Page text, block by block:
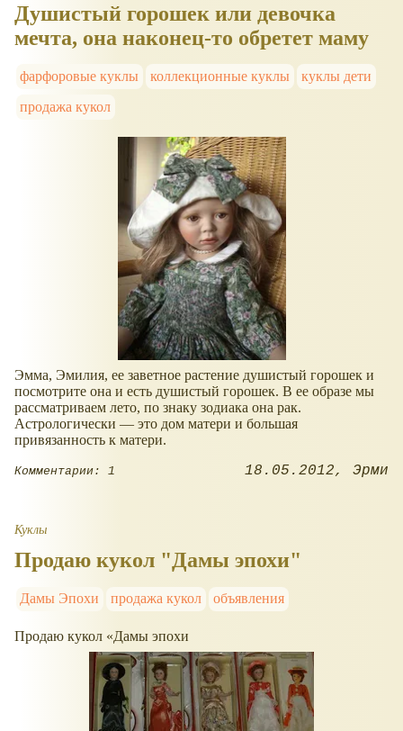
Душистый горошек или девочка
мечта, она наконец-то обретет маму
фарфоровые куклы коллекционные куклы
куклы дети
продажа кукол
Эмма, Эмилия, ее заветное растение душистый горошек и
посмотрите она и есть душистый горошек. В ее образе мы
рассматриваем лето, по знаку зодиака она рак.
Астрологически — это дом матери и большая
привязанность к матери.
Комментарии: 1 18.05.2012 Эрми
Куклы
Продаю кукол "Дамы эпохи"
Дамы Эпохи продажа кукол объявления
Продаю кукол Дамы эпохи